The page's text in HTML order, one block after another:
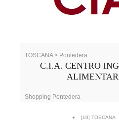
TOSCANA > Pontedera
C.I.A. CENTRO
Shopping Pontedera
[10] TOSCANA